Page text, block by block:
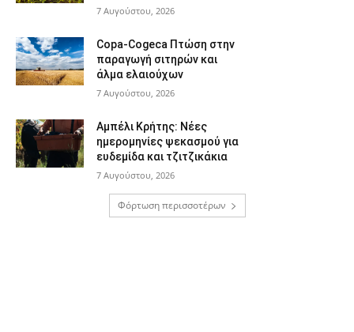
7 Αυγούστου, 2026
Copa-Cogeca Πτώση στην
παραγωγή σιτηρών και
άλμα ελαιούχων
7 Αυγούστου, 2026
Αμπέλι Κρήτης: Νέες
ημερομηνίες ψεκασμού για
ευδεμίδα και τζιτζικάκια
7 Αυγούστου, 2026
Φόρτωση περισσοτέρων